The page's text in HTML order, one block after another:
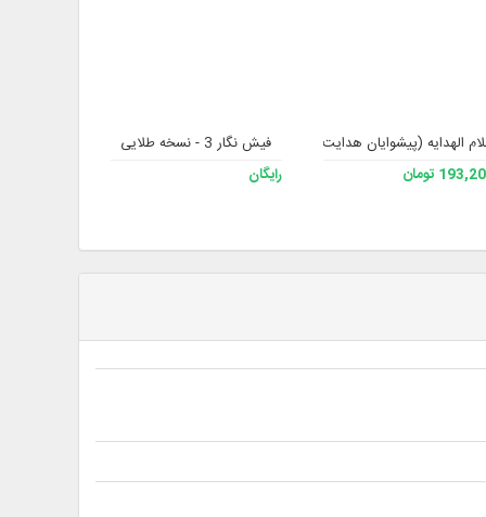
الهدایه (پیشوایان هدایت)
تومان
فیش نگار 3 - نسخه طلایی
رایگان